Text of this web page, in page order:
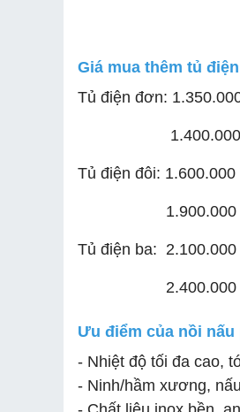
Giá mua thêm tủ
Tủ điện đơn:
1.400.000
Tủ điện đôi:
1.900.000
Tủ điện ba:
2.400.000
Ưu điểm của nồi
- Nhiệt độ tối đa cao,
- Ninh/hầm xương,